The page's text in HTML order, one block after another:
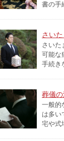
書の手
さい
さいた
可能な
手続き
葬儀
一般的
は多い
宅や式